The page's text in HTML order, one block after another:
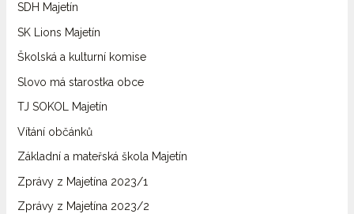
SDH Majetín
SK Lions Majetín
Školská a kulturní komise
Slovo má starostka obce
TJ SOKOL Majetín
Vítání občánků
Základní a mateřská škola Majetín
Zprávy z Majetína 2023/1
Zprávy z Majetína 2023/2